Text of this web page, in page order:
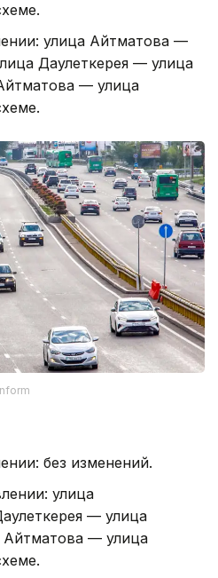
улица Айтматова —
Даулеткерея — улица
— улица
без изменений.
улица
— улица
Айтматова — улица